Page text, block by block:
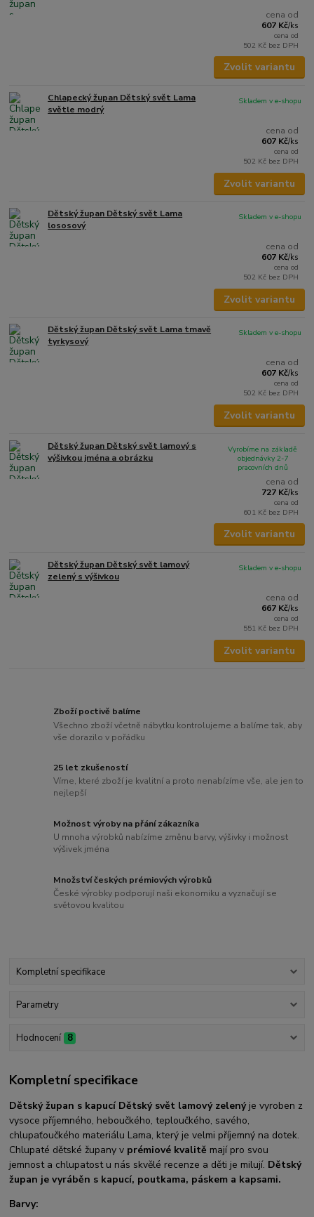
cena od
607 Kč/ks
cena od
502 Kč bez DPH
Zvolit variantu
Chlapecký župan Dětský svět Lama
světle modrý
cena od
607 Kč/ks
cena od
502 Kč bez DPH
Skladem v e-shopu
Zvolit variantu
Dětský župan Dětský svět Lama
lososový
cena od
607 Kč/ks
cena od
502 Kč bez DPH
Skladem v e-shopu
Zvolit variantu
Dětský župan Dětský svět Lama tmavě
tyrkysový
cena od
607 Kč/ks
cena od
502 Kč bez DPH
Skladem v e-shopu
Zvolit variantu
Dětský župan Dětský svět lamový s
výšivkou jména a obrázku
cena od
727 Kč/ks
cena od
601 Kč bez DPH
Vyrobíme na základě
objednávky 2-7
pracovních dnů
Zvolit variantu
Dětský župan Dětský svět lamový
zelený s výšivkou
cena od
667 Kč/ks
cena od
551 Kč bez DPH
Skladem v e-shopu
Zvolit variantu
Zboží poctivě balíme
Všechno zboží včetně nábytku kontrolujeme a balíme tak, aby
vše dorazilo v pořádku
25 let zkušeností
Víme, které zboží je kvalitní a proto nenabízíme vše, ale jen to
nejlepší
Možnost výroby na přání zákazníka
U mnoha výrobků nabízíme změnu barvy, výšivky i možnost
výšivek jména
Množství českých prémiových výrobků
České výrobky podporují naši ekonomiku a vyznačují se
světovou kvalitou
Kompletní specifikace
Parametry
Hodnocení 8
Kompletní specifikace
Dětský župan s kapucí Dětský svět lamový zelený je vyroben z
vysoce příjemného, heboučkého, teploučkého, savého,
chlupaťoučkého materiálu Lama, který je velmi příjemný na dotek.
Chlupaté dětské župany v prémiové kvalitě mají pro svou
jemnost a chlupatost u nás skvělé recenze a děti je milují. Dětský
župan je vyráběn s kapucí, poutkama, páskem a kapsami.
Barvy: